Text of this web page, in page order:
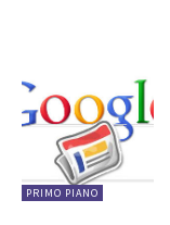
PRIMO PIANO